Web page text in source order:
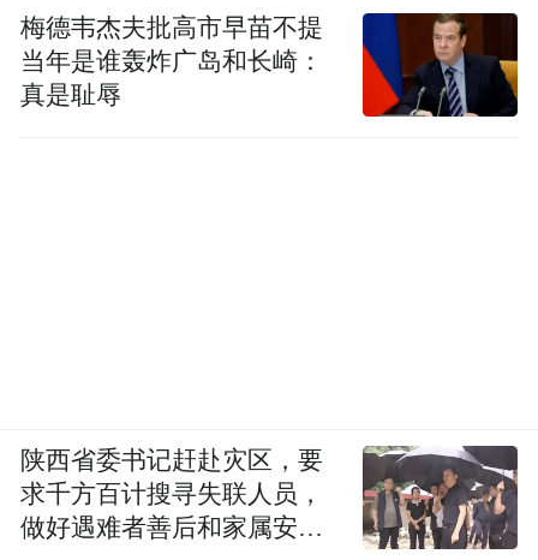
梅德韦杰夫批高市早苗不提
当年是谁轰炸广岛和长崎：
真是耻辱
陕西省委书记赶赴灾区，要
求千方百计搜寻失联人员，
做好遇难者善后和家属安抚